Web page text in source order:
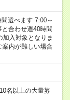
選べます 7:00～
合わせ週40時間
入対象となりま
内が難しい場合
名以上の大量募